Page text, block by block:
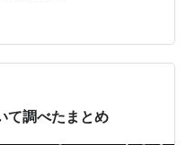
を変更すれば自分で用意
きると思います。 実行 実
残しておきます。 学習に
…
て調べたまとめ